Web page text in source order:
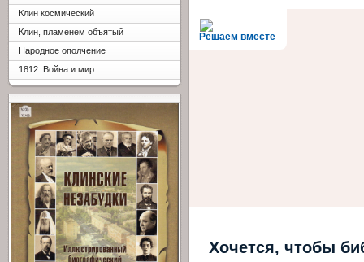
Решаем вместе
Хочется, чтобы
Клин космический
Клин, пламенем объятый
Народное ополчение
1812. Война и мир